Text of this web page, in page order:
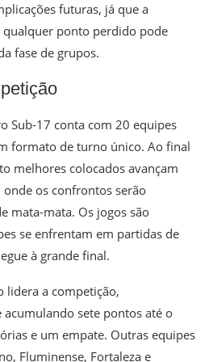
futuras, já que a
qualquer ponto perdido pode
fase de grupos.
Sub-17 conta com 20 equipes
formato de turno único. Ao final
melhores colocados avançam
os confrontos serão
mata-mata. Os jogos são
se enfrentam em partidas de
à grande final.
lidera a competição,
sete pontos até o
e um empate. Outras equipes
Fluminense, Fortaleza e